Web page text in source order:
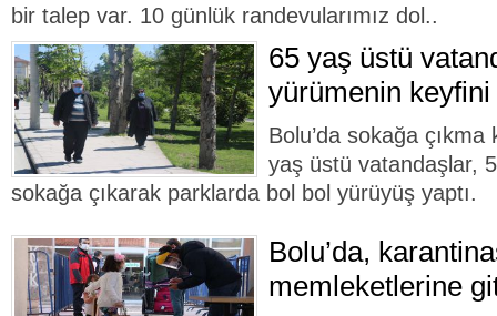
bir talep var. 10 günlük randevularımız dol..
65 yaş üstü
yürümenin keyfini
Bolu’da sokağa çıkma
yaş üstü vatandaşlar,
sokağa çıkarak parklarda bol bol yürüyüş yaptı.
Bolu’da,
memleketlerine